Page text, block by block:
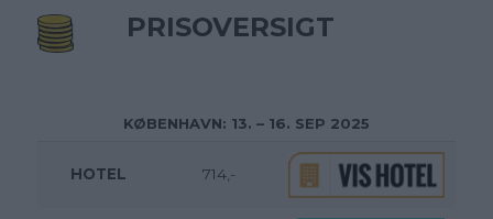
PRISOVERSIGT
KØBENHAVN: 13. – 16. SEP 2025
HOTEL 714,-